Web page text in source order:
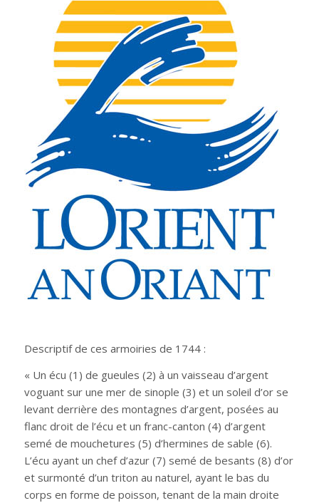
Descriptif de ces armoiries de 1744 :
« Un écu (1) de gueules (2) à un vaisseau d’argent
voguant sur une mer de sinople (3) et un soleil d’or se
levant derrière des montagnes d’argent, posées au
flanc droit de l’écu et un franc-canton (4) d’argent
semé de mouchetures (5) d’hermines de sable (6).
L’écu ayant un chef d’azur (7) semé de besants (8) d’or
et surmonté d’un triton au naturel, ayant le bas du
corps en forme de poisson, tenant de la main droite